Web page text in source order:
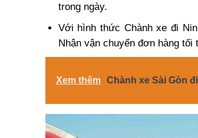
trong ngày.
Với hình thức Chành xe đi
Nhận vận chuyển đơn hàng tối
Xem thêm Chành xe Sài Gòn